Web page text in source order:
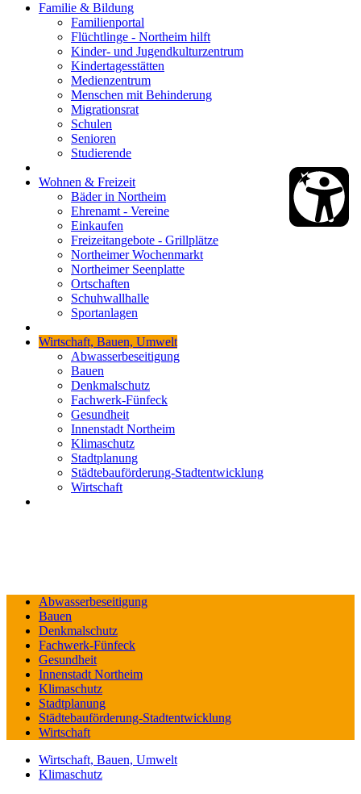
Familie & Bildung
Familienportal
Flüchtlinge - Northeim hilft
Kinder- und Jugendkulturzentrum
Kindertagesstätten
Medienzentrum
Menschen mit Behinderung
Migrationsrat
Schulen
Senioren
Studierende
Wohnen & Freizeit
Bäder in Northeim
Ehrenamt - Vereine
Einkaufen
Freizeitangebote - Grillplätze
Northeimer Wochenmarkt
Northeimer Seenplatte
Ortschaften
Schuhwallhalle
Sportanlagen
Wirtschaft, Bauen, Umwelt
Abwasserbeseitigung
Bauen
Denkmalschutz
Fachwerk-Fünfeck
Gesundheit
Innenstadt Northeim
Klimaschutz
Stadtplanung
Städtebauförderung-Stadtentwicklung
Wirtschaft
Abwasserbeseitigung
Bauen
Denkmalschutz
Fachwerk-Fünfeck
Gesundheit
Innenstadt Northeim
Klimaschutz
Stadtplanung
Städtebauförderung-Stadtentwicklung
Wirtschaft
Wirtschaft, Bauen, Umwelt
Klimaschutz